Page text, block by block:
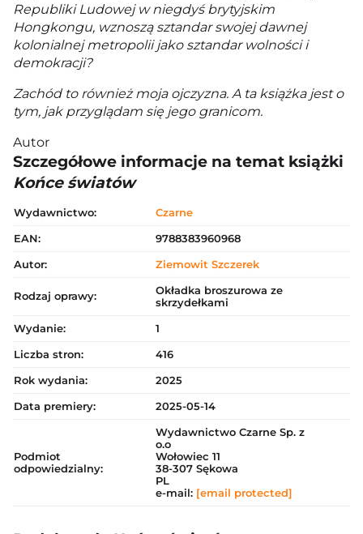
Republiki Ludowej w niegdyś brytyjskim
Hongkongu, wznoszą sztandar swojej dawnej
kolonialnej metropolii jako sztandar wolności i
demokracji?
Zachód to również moja ojczyzna. A ta książka jest o
tym, jak przyglądam się jego granicom.
Autor
Szczegółowe informacje na temat książki
Końce światów
Wydawnictwo:
Czarne
EAN:
9788383960968
Autor:
Ziemowit Szczerek
Rodzaj oprawy:
Okładka broszurowa ze
skrzydełkami
Wydanie:
1
Liczba stron:
416
Rok wydania:
2025
Data premiery:
2025-05-14
Podmiot
odpowiedzialny:
Wydawnictwo Czarne Sp. z
o.o
Wołowiec 11
38-307 Sękowa
PL
e-mail: [email protected]